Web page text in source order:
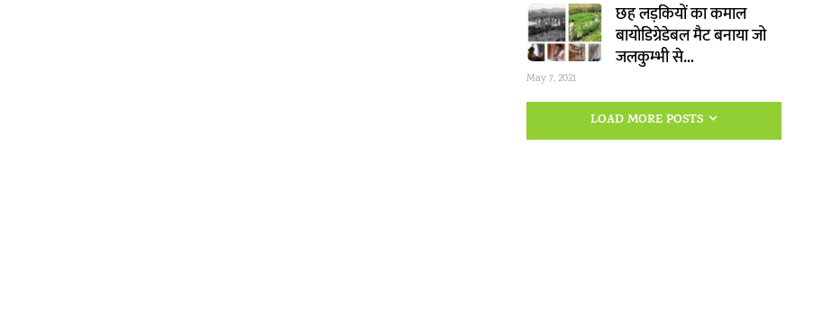
छह लड़कियों का कमाल
बायोडिग्रेडेबल मैट बनाया जो
जलकुम्भी से…
May 7, 2021
LOAD MORE POSTS